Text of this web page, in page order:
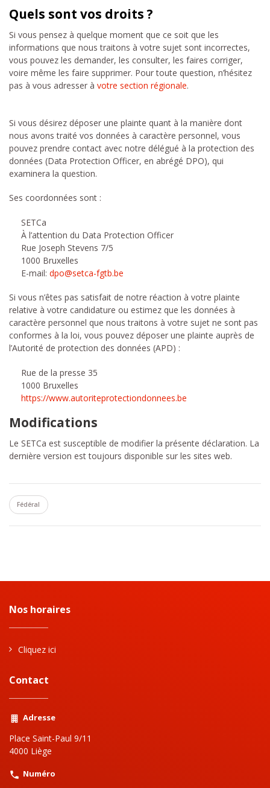
Quels sont vos droits ?
Si vous pensez à quelque moment que ce soit que les
informations que nous traitons à votre sujet sont incorrectes,
vous pouvez les demander, les consulter, les faires corriger,
voire même les faire supprimer. Pour toute question, n’hésitez
pas à vous adresser à votre section régionale.
Si vous désirez déposer une plainte quant à la manière dont
nous avons traité vos données à caractère personnel, vous
pouvez prendre contact avec notre délégué à la protection des
données (Data Protection Officer, en abrégé DPO), qui
examinera la question.
Ses coordonnées sont :
SETCa
À l’attention du Data Protection Officer
Rue Joseph Stevens 7/5
1000 Bruxelles
E-mail: dpo@setca-fgtb.be
Si vous n’êtes pas satisfait de notre réaction à votre plainte
relative à votre candidature ou estimez que les données à
caractère personnel que nous traitons à votre sujet ne sont pas
conformes à la loi, vous pouvez déposer une plainte auprès de
l’Autorité de protection des données (APD) :
Rue de la presse 35
1000 Bruxelles
https://www.autoriteprotectiondonnees.be
Modifications
Le SETCa est susceptible de modifier la présente déclaration. La
dernière version est toujours disponible sur les sites web.
Fédéral
Nos horaires
Cliquez ici
Contact
Adresse
Place Saint-Paul 9/11
4000 Liège
Numéro